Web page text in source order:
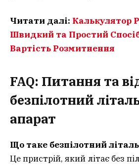
Читати далі: Калькулятор
Швидкий та Простий
Вартість Розмитнення
FAQ: Питання та
безпілотний
апарат
Що таке безпілотний
Це пристрій, який літає без